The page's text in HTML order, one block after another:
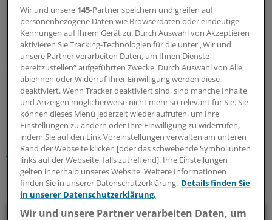
In Aschaffenburg hatte am 22. Januar ein mutmaßlich
psychisch kranker Flüchtling aus Afghanistan auf Kinder
und Passanten eingestochen. Ein zweijähriger Junge
marokkanischer Herkunft und ein Deutscher (41)
starben.(dpa)
0
Schlagworte:
Neuro-psychiatrische Krankheiten Bayern Flüchtlinge
Neurologie/Psychiatrie
Ihr Newsletter zum Thema
Wir und unsere 145-Partner speichern und greifen auf
personenbezogene Daten wie Browserdaten oder eindeutige
Kennungen auf Ihrem Gerät zu. Durch Auswahl von Akzeptieren
aktivieren Sie Tracking-Technologien für die unter „Wir und
unsere Partner verarbeiten Daten, um Ihnen Dienste
bereitzustellen“ aufgeführten Zwecke. Durch Auswahl von Alle
ablehnen oder Widerruf Ihrer Einwilligung werden diese
deaktiviert. Wenn Tracker deaktiviert sind, sind manche Inhalte
und Anzeigen möglicherweise nicht mehr so relevant für Sie. Sie
können dieses Menü jederzeit wieder aufrufen, um Ihre
Einstellungen zu ändern oder Ihre Einwilligung zu widerrufen,
indem Sie auf den Link Voreinstellungen verwalten am unteren
Rand der Webseite klicken [oder das schwebende Symbol unten
links auf der Webseite, falls zutreffend]. Ihre Einstellungen
gelten innerhalb unseres Website. Weitere Informationen
finden Sie in unserer Datenschutzerklärung. Details finden Sie
in unserer Datenschutzerklärung.
Wir und unsere Partner verarbeiten Daten, um